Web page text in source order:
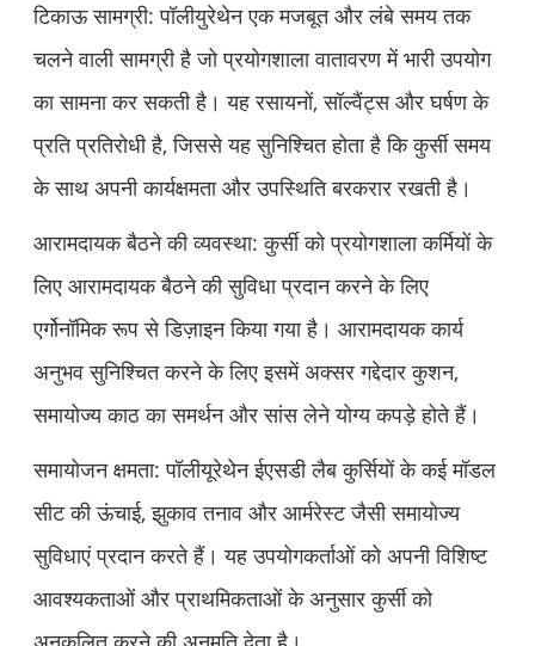
टिकाऊ सामग्री: पॉलीयुरेथेन एक मजबूत और लंबे समय तक
चलने वाली सामग्री है जो प्रयोगशाला वातावरण में भारी उपयोग
का सामना कर सकती है। यह रसायनों, सॉल्वैंट्स और घर्षण के
प्रति प्रतिरोधी है, जिससे यह सुनिश्चित होता है कि कुर्सी समय
के साथ अपनी कार्यक्षमता और उपस्थिति बरकरार रखती है।
आरामदायक बैठने की व्यवस्था: कुर्सी को प्रयोगशाला कर्मियों के
लिए आरामदायक बैठने की सुविधा प्रदान करने के लिए
एर्गोनॉमिक रूप से डिज़ाइन किया गया है। आरामदायक कार्य
अनुभव सुनिश्चित करने के लिए इसमें अक्सर गद्देदार कुशन,
समायोज्य काठ का समर्थन और सांस लेने योग्य कपड़े होते हैं।
समायोजन क्षमता: पॉलीयूरेथेन ईएसडी लैब कुर्सियों के कई मॉडल
सीट की ऊंचाई, झुकाव तनाव और आर्मरेस्ट जैसी समायोज्य
सुविधाएं प्रदान करते हैं। यह उपयोगकर्ताओं को अपनी विशिष्ट
आवश्यकताओं और प्राथमिकताओं के अनुसार कुर्सी को